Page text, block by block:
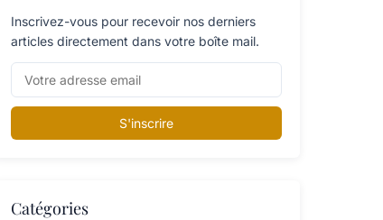
Inscrivez-vous pour recevoir nos derniers
articles directement dans votre boîte mail.
S'inscrire
Catégories